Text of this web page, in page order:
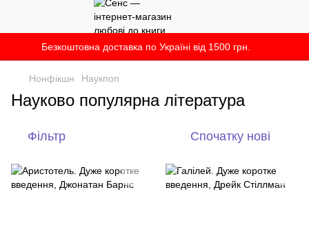
Безкоштовна доставка по Україні від 1500 грн.
Нонфікшн Наукпоп
Науково популярна література
Фільтр Спочатку нові